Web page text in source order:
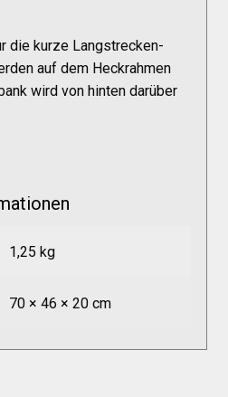
die kurze Langstrecken-
auf dem Heckrahmen
wird von hinten darüber
1,25 kg
70 × 46 × 20 cm